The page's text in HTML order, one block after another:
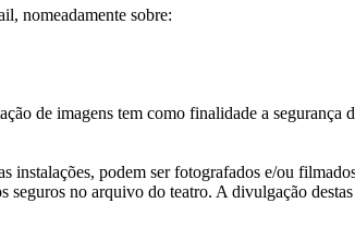
nomeadamente sobre:
de imagens tem como finalidade a segurança
podem ser fotografados e/ou
no arquivo do teatro. A divulgação